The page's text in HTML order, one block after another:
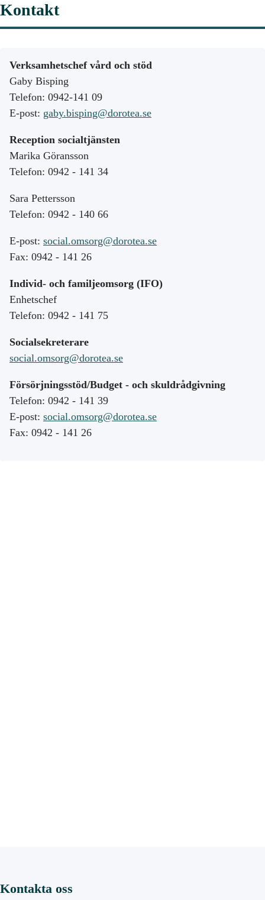
Kontakt
Verksamhetschef vård och stöd
Gaby Bisping
Telefon: 0942-141 09
E-post: gaby.bisping@dorotea.se
Reception socialtjänsten
Marika Göransson
Telefon: 0942 - 141 34
Sara Pettersson
Telefon: 0942 - 140 66
E-post: social.omsorg@dorotea.se
Fax: 0942 - 141 26
Individ- och familjeomsorg (IFO)
Enhetschef
Telefon: 0942 - 141 75
Socialsekreterare
social.omsorg@dorotea.se
Försörjningsstöd/Budget - och skuldrådgivning
Telefon: 0942 - 141 39
E-post: social.omsorg@dorotea.se
Fax: 0942 - 141 26
Kontakta oss